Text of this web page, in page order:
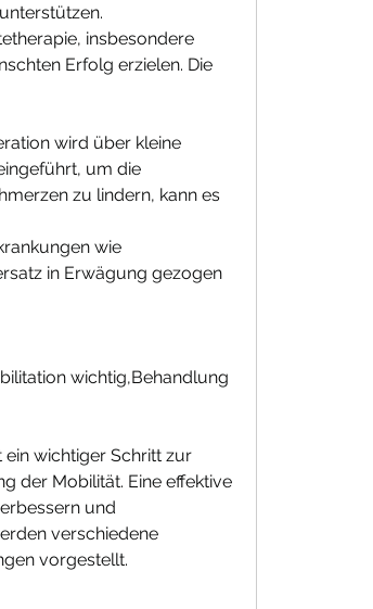
insbesondere
Erfolg erzielen. Die
wird über kleine
um die
zu lindern, kann es
wie
in Erwägung gezogen
wichtig,Behandlung
ein wichtiger Schritt zur
der Mobilität. Eine effektive
und
verschiedene
vorgestellt.